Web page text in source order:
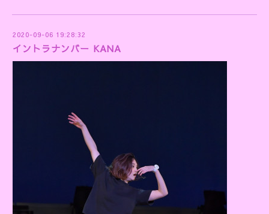
2020-09-06 19:28:32
イントラナンバー KANA